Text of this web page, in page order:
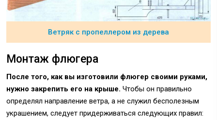
Ветряк с пропеллером из дерева
Монтаж флюгера
После того, как вы изготовили флюгер своими руками,
нужно закрепить его на крыше.Чтобы он правильно
определял направление ветра, а не служил бесполезным
украшением, следует придерживаться следующих правил: